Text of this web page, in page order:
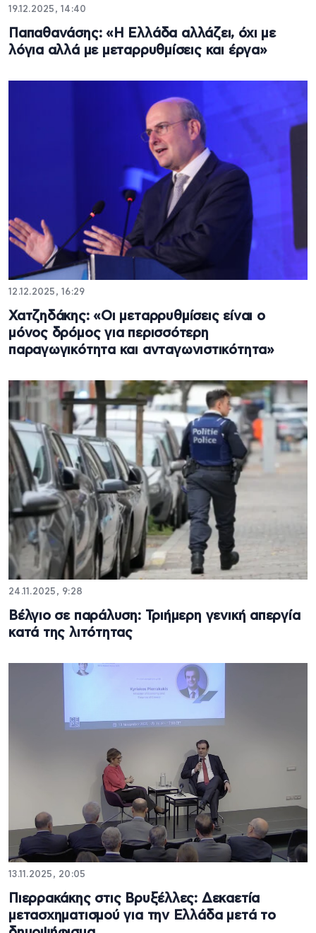
19.12.2025, 14:40
Παπαθανάσης: «Η Ελλάδα αλλάζει, όχι με
λόγια αλλά με μεταρρυθμίσεις και έργα»
12.12.2025, 16:29
Χατζηδάκης: «Οι μεταρρυθμίσεις είναι ο
μόνος δρόμος για περισσότερη
παραγωγικότητα και ανταγωνιστικότητα»
24.11.2025, 9:28
Βέλγιο σε παράλυση: Τριήμερη γενική απεργία
κατά της λιτότητας
13.11.2025, 20:05
Πιερρακάκης στις Βρυξέλλες: Δεκαετία
μετασχηματισμού για την Ελλάδα μετά το